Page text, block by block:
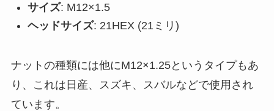
サイズ: M12×1.5
ヘッドサイズ: 21HEX (21ミリ)
ナットの種類には他にM12×1.25というタイプもあ
り、これは日産、スズキ、スバルなどで使用され
ています。